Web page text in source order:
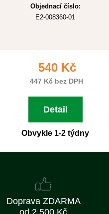
Objednací číslo:
E2-008360-01
540 Kč
447 Kč bez DPH
Detail
Obvykle 1-2 týdny
Doprava ZDARMA
od 2 500 Kč